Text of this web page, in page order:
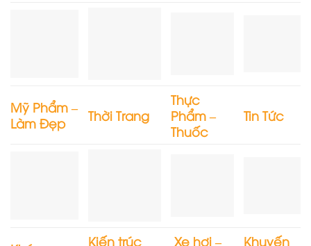
Mỹ Phẩm –
Làm Đẹp
Thời Trang
Thực
Phẩm –
Thuốc
Tin Tức
Kiến trúc
Xe hơi –
Khuyến